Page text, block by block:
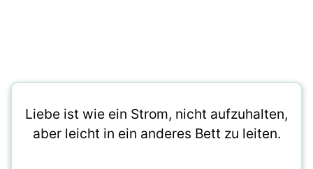
Liebe ist wie ein Strom, nicht aufzuhalten,
aber leicht in ein anderes Bett zu leiten.